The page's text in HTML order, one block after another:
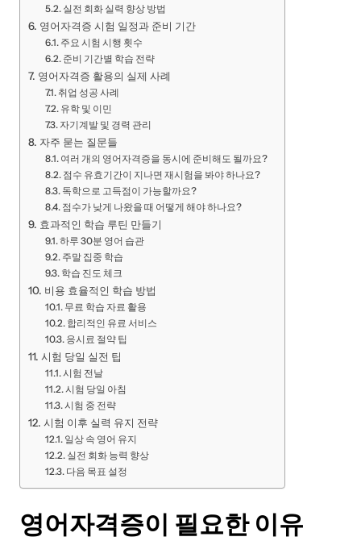
실전 회화 실력 향상 방법
영어자격증 시험 일정과 준비 기간
주요 시험 시행 횟수
준비 기간별 학습 전략
영어자격증 활용의 실제 사례
취업 성공 사례
유학 및 이민
자기계발 및 경력 관리
자주 묻는 질문들
여러 개의 영어자격증을 동시에 준비해도 될까요?
점수 유효기간이 지나면 재시험을 봐야 하나요?
독학으로 고득점이 가능할까요?
점수가 낮게 나왔을 때 어떻게 해야 하나요?
효과적인 학습 루틴 만들기
하루 30분 영어 습관
주말 집중 학습
학습 진도 체크
비용 효율적인 학습 방법
무료 학습 자료 활용
합리적인 유료 서비스
응시료 절약 팁
시험 당일 실전 팁
시험 전날
시험 당일 아침
시험 중 전략
시험 이후 실력 유지 전략
일상 속 영어 유지
실전 회화 능력 향상
다음 목표 설정
영어자격증이 필요한 이유